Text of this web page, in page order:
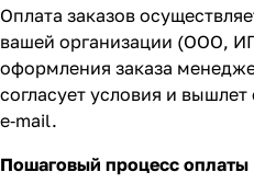
Оплата заказов
вашей организации (ООО,
оформления заказа
согласует условия и
e‑mail.
Пошаговый процесс оплаты